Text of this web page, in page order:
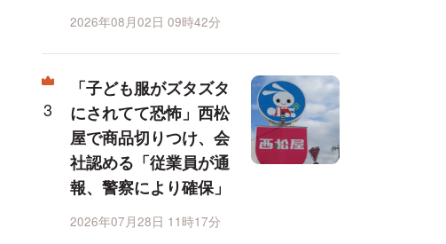
2026年08月02日 09時42分
「子ども服がズタズタ
にされてて恐怖」西松
屋で商品切りつけ、会
社認める「従業員が通
報、警察により確保」
2026年07月28日 11時17分